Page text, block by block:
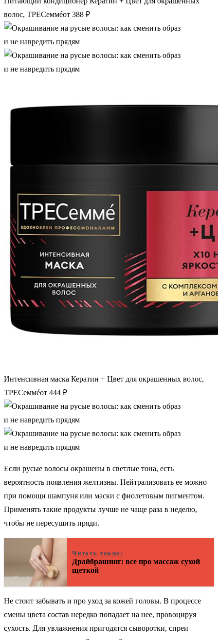
волос, ТРЕСеммéот 388 ₽
Интенсивная маска Кератин + Цвет для окрашенных волос,
ТРЕСеммéот 444 ₽
Если русые волосы окрашены в светлые тона, есть
вероятность появления желтизны. Нейтрализовать ее можно
при помощи шампуня или маски с фиолетовым пигментом.
Применять такие продукты лучше не чаще раза в неделю,
чтобы не пересушить пряди.
Читать также:
Драйбрашинг: все про массаж сухой
щеткой
Не стоит забывать и про уход за кожей головы. В процессе
смены цвета состав нередко попадает на нее, провоцируя
сухость. Для увлажнения пригодятся сыворотки, спреи